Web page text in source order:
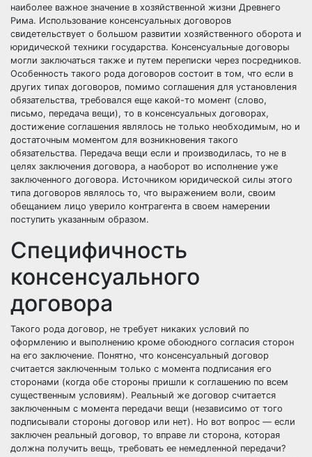
наиболее важное значение в хозяйственной жизни Древнего
Рима. Использование консенсуальных договоров
свидетельствует о большом развитии хозяйственного оборота и
юридической техники государства. Консенсуальные договоры
могли заключаться также и путем переписки через посредников.
Особенность такого рода договоров состоит в том, что если в
других типах договоров, помимо соглашения для установления
обязательства, требовался еще какой-то момент (слово,
письмо, передача вещи), то в консенсуальных договорах,
достижение соглашения являлось не только необходимым, но и
достаточным моментом для возникновения такого
обязательства. Передача вещи если и производилась, то не в
целях заключения договора, а наоборот во исполнение уже
заключенного договора. Источником юридической силы этого
типа договоров являлось то, что выражением воли, своим
обещанием лицо уверило контрагента в своем намерении
поступить указанным образом.
Специфичность
консенсуального
договора
Такого рода договор, не требует никаких условий по
оформлению и выполнению кроме обоюдного согласия сторон
на его заключение. Понятно, что консенсуальный договор
считается заключенным только с момента подписания его
сторонами (когда обе стороны пришли к соглашению по всем
существенным условиям). Реальный же договор считается
заключенным с момента передачи вещи (независимо от того
подписывали стороны договор или нет). Но вот вопрос — если
заключен реальный договор, то вправе ли сторона, которая
должна получить вещь, требовать ее немедленной передачи?